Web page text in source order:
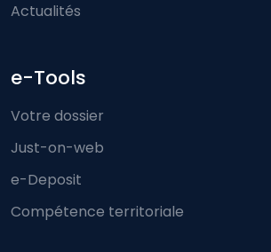
Actualités
e-Tools
Votre dossier
Just-on-web
e-Deposit
Compétence territoriale